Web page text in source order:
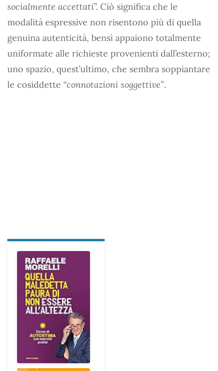
socialmente accettati”. Ciò significa che le
modalità espressive non risentono più di quella
genuina autenticità, bensì appaiono totalmente
uniformate alle richieste provenienti dall’esterno;
uno spazio, quest’ultimo, che sembra soppiantare
le cosiddette “connotazioni soggettive”.